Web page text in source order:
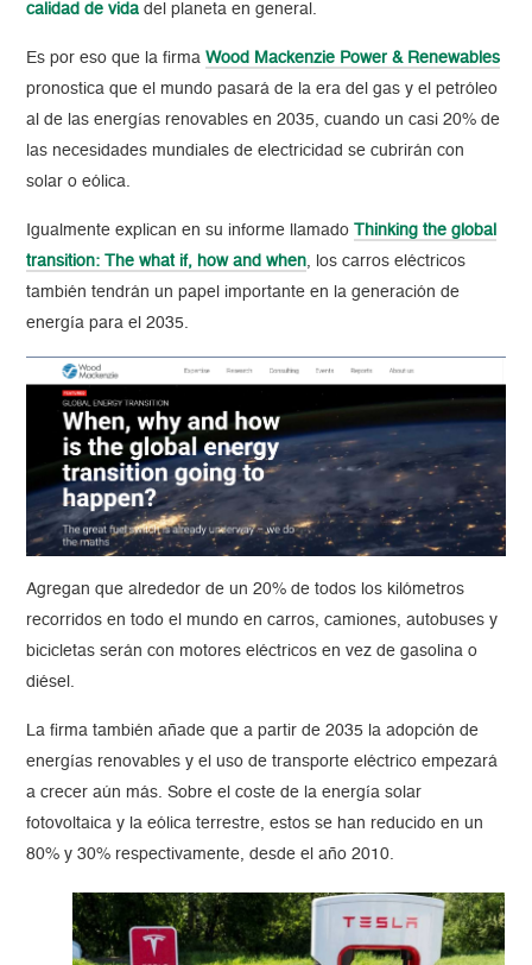
calidad de vida del planeta en general.
Es por eso que la firmaWood Mackenzie Power & Renewables
pronostica que el mundo pasará de la era del gas y el petróleo
al de las energías renovables en 2035, cuando un casi 20% de
las necesidades mundiales de electricidad se cubrirán con
solar o eólica.
Igualmente explican en su informe llamado
Thinking the global
transition: The what if, how and when, los carros eléctricos
también tendrán un papel importante en la generación de
energía para el 2035.
Agregan que alrededor de un 20% de todos los kilómetros
recorridos en todo el mundo en carros, camiones, autobuses y
bicicletas serán con motores eléctricos en vez de gasolina o
diésel.
La firma también añade que a partir de 2035 la adopción de
energías renovables y el uso de transporte eléctrico empezará
a crecer aún más. Sobre el coste de la energía solar
fotovoltaica y la eólica terrestre, estos se han reducido en un
80% y 30% respectivamente, desde el año 2010.